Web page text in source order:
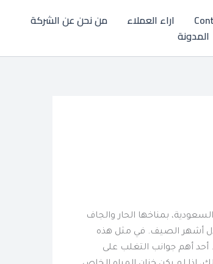
اراء العملاء
من نحن عن الشركة
المدونة
بمناخها الحار والجاف
بسهولة فوق 40 درجة مئوية خلال أشهر الصيف. في مثل هذه
أحد أهم جوانب التغلب على